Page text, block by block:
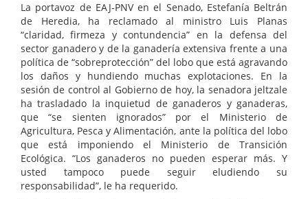
La portavoz de EAJ-PNV en el Senado, Estefanía Beltrán
de Heredia, ha reclamado al ministro Luis Planas
“claridad, firmeza y contundencia” en la defensa del
sector ganadero y de la ganadería extensiva frente a una
política de “sobreprotección” del lobo que está agravando
los daños y hundiendo muchas explotaciones. En la
sesión de control al Gobierno de hoy, la senadora jeltzale
ha trasladado la inquietud de ganaderos y ganaderas,
que “se sienten ignorados” por el Ministerio de
Agricultura, Pesca y Alimentación, ante la política del lobo
que está imponiendo el Ministerio de Transición
Ecológica. “Los ganaderos no pueden esperar más. Y
usted tampoco puede seguir eludiendo su
responsabilidad”, le ha requerido.